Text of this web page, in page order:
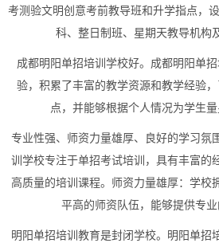
考测验文明创意考前教导班和升学指点，
科、整日制班、星期天教导机构
成都明阳单招培训学校好。成都明阳单
验，积累了丰富的教学资源和教学经验
点，并能够根据个人情况为学生量
专业性强、师资力量雄厚、良好的学习氛
训学校专注于单招考试培训，具有丰富的
高质量的培训课程。师资力量雄厚：学校
平高的师资队伍，能够提供专业
明阳单招培训教育是封闭学校。明阳单招